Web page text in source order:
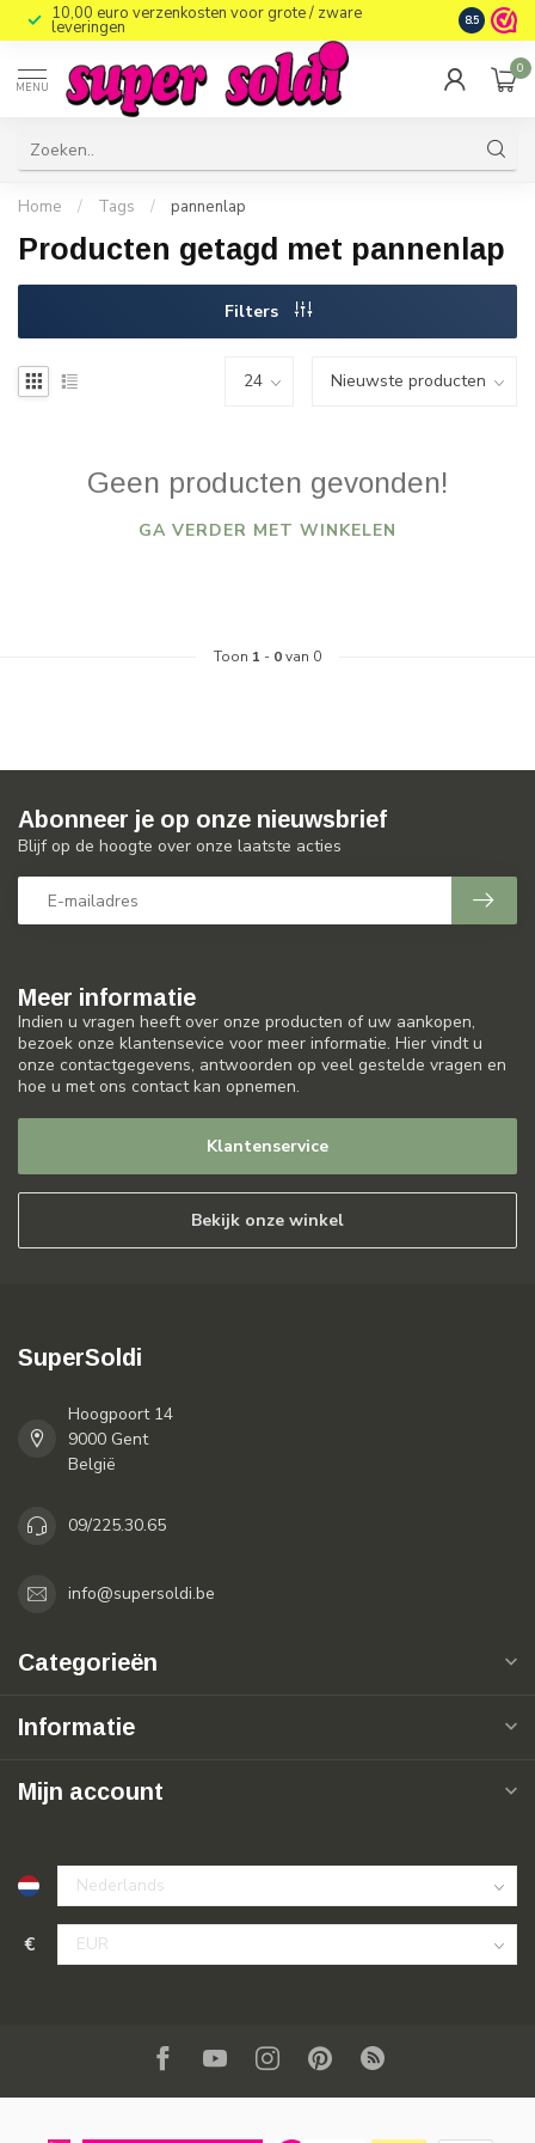
10,00 euro verzenkosten voor grote / zware
leveringen 8.5
MENU
0
Home / Tags / pannenlap
Producten getagd met pannenlap
Filters
Geen producten gevonden!
GA VERDER MET WINKELEN
Toon 1 - 0van 0
Meer informatie
Indien u vragen heeft over onze producten of uw aankopen,
bezoek onze klantensevice voor meer informatie. Hier vindt u
onze contactgegevens, antwoorden op veel gestelde vragen en
hoe u met ons contact kan opnemen.
Klantenservice
Bekijk onze winkel
Abonneer je op onze nieuwsbrief
Blijf op de hoogte over onze laatste acties
SuperSoldi
Hoogpoort 14
9000 Gent
België
09/225.30.65
info@supersoldi.be
Categorieën
Informatie
Mijn account
€